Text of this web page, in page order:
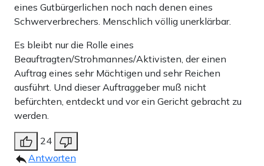
eines Gutbürgerlichen noch nach denen eines
Schwerverbrechers. Menschlich völlig unerklärbar.
Es bleibt nur die Rolle eines
Beauftragten/Strohmannes/Aktivisten, der einen
Auftrag eines sehr Mächtigen und sehr Reichen
ausführt. Und dieser Auftraggeber muß nicht
befürchten, entdeckt und vor ein Gericht gebracht zu
werden.
24
Antworten